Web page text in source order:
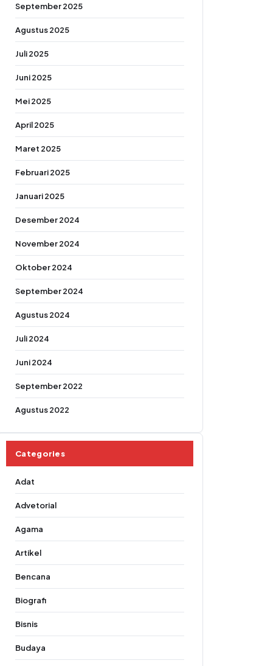
September 2025
Agustus 2025
Juli 2025
Juni 2025
Mei 2025
April 2025
Maret 2025
Februari 2025
Januari 2025
Desember 2024
November 2024
Oktober 2024
September 2024
Agustus 2024
Juli 2024
Juni 2024
September 2022
Agustus 2022
Categories
Adat
Advetorial
Agama
Artikel
Bencana
Biografi
Bisnis
Budaya